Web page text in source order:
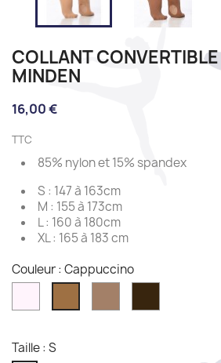
COLLANT
MINDEN
16,00 €
TTC
85% nylon et 15% spandex
S : 147 à 163cm
M : 155 à 173cm
L : 160 à 180cm
XL : 165 à 183 cm
Couleur : Cappuccino
pink
Taille : S